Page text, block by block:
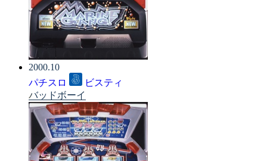
2000.10
パチスロ
ビスティ
バッドボーイ